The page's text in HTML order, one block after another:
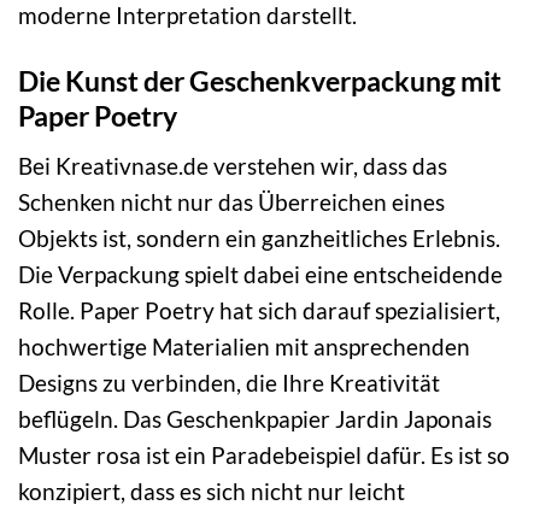
moderne Interpretation darstellt.
Die Kunst der Geschenkverpackung mit
Paper Poetry
Bei Kreativnase.de verstehen wir, dass das
Schenken nicht nur das Überreichen eines
Objekts ist, sondern ein ganzheitliches Erlebnis.
Die Verpackung spielt dabei eine entscheidende
Rolle. Paper Poetry hat sich darauf spezialisiert,
hochwertige Materialien mit ansprechenden
Designs zu verbinden, die Ihre Kreativität
beflügeln. Das Geschenkpapier Jardin Japonais
Muster rosa ist ein Paradebeispiel dafür. Es ist so
konzipiert, dass es sich nicht nur leicht